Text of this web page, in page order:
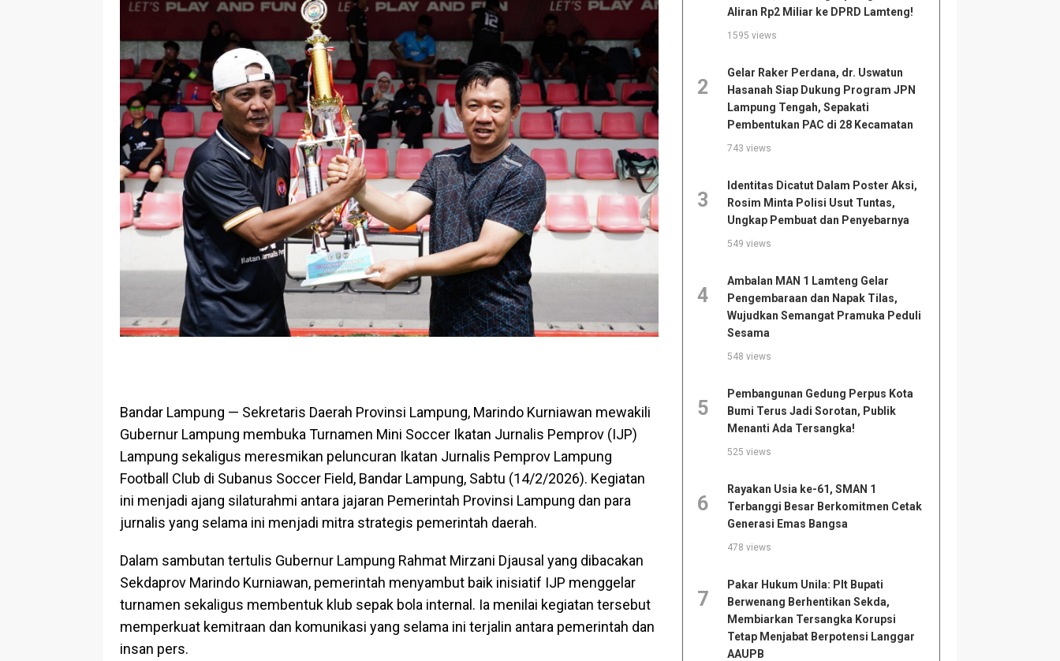
Bandar Lampung — Sekretaris Daerah Provinsi Lampung, Marindo Kurniawan mewakili
Gubernur Lampung membuka Turnamen Mini Soccer Ikatan Jurnalis Pemprov (IJP)
Lampung sekaligus meresmikan peluncuran Ikatan Jurnalis Pemprov Lampung
Football Club di Subanus Soccer Field, Bandar Lampung, Sabtu (14/2/2026). Kegiatan
ini menjadi ajang silaturahmi antara jajaran Pemerintah Provinsi Lampung dan para
jurnalis yang selama ini menjadi mitra strategis pemerintah daerah.
Dalam sambutan tertulis Gubernur Lampung Rahmat Mirzani Djausal yang dibacakan
Sekdaprov Marindo Kurniawan, pemerintah menyambut baik inisiatif IJP menggelar
turnamen sekaligus membentuk klub sepak bola internal. Ia menilai kegiatan tersebut
memperkuat kemitraan dan komunikasi yang selama ini terjalin antara pemerintah dan
insan pers.
Aliran Rp2 Miliar ke DPRD Lamteng!
1595 views
2
Gelar Raker Perdana, dr. Uswatun
Hasanah Siap Dukung Program JPN
Lampung Tengah, Sepakati
Pembentukan PAC di 28 Kecamatan
743 views
3
Identitas Dicatut Dalam Poster Aksi,
Rosim Minta Polisi Usut Tuntas,
Ungkap Pembuat dan Penyebarnya
549 views
4
Ambalan MAN 1 Lamteng Gelar
Pengembaraan dan Napak Tilas,
Wujudkan Semangat Pramuka Peduli
Sesama
548 views
5
Pembangunan Gedung Perpus Kota
Bumi Terus Jadi Sorotan, Publik
Menanti Ada Tersangka!
525 views
6
Rayakan Usia ke-61, SMAN 1
Terbanggi Besar Berkomitmen Cetak
Generasi Emas Bangsa
478 views
7
Pakar Hukum Unila: Plt Bupati
Berwenang Berhentikan Sekda,
Membiarkan Tersangka Korupsi
Tetap Menjabat Berpotensi Langgar
AAUPB